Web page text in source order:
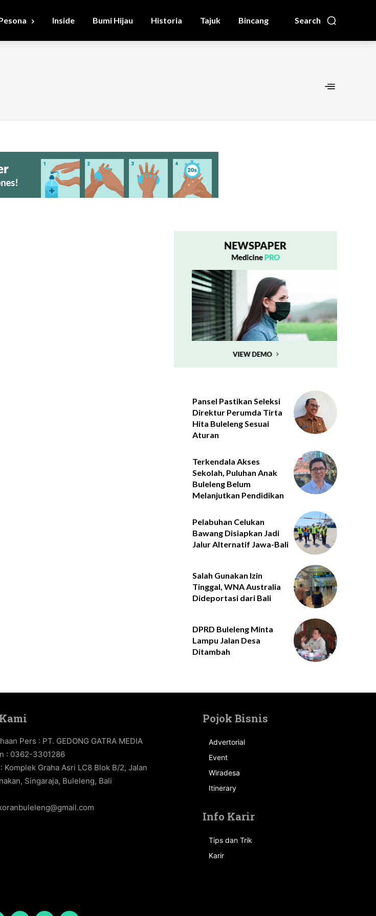
Search
Inside Bumi Hijau Historia Tajuk Bincang
Pansel Pastikan Seleksi
Direktur Perumda Tirta
Hita Buleleng Sesuai
Aturan
Terkendala Akses
Sekolah, Puluhan Anak
Buleleng Belum
Melanjutkan Pendidikan
Pelabuhan Celukan
Bawang Disiapkan Jadi
Jalur Alternatif Jawa-Bali
Salah Gunakan Izin
Tinggal, WNA Australia
Dideportasi dari Bali
DPRD Buleleng Minta
Lampu Jalan Desa
Ditambah
Pers : PT. GEDONG GATRA MEDIA
: 0362-3301286
Komplek Graha Asri LC8 Blok B/2, Jalan
Singaraja, Buleleng, Bali
Pojok Bisnis
Advertorial
Event
Wiradesa
Itinerary
Info Karir
Tips dan Trik
Karir